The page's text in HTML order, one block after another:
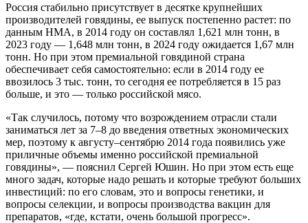
Россия стабильно присутствует в десятке крупнейших
производителей говядины, ее выпуск постепенно растет: по
данным НМА, в 2014 году он составлял 1,621 млн тонн, в
2023 году — 1,648 млн тонн, в 2024 году ожидается 1,67 млн
тонн. Но при этом премиальной говядиной страна
обеспечивает себя самостоятельно: если в 2014 году ее
ввозилось 3 тыс. тонн, то сегодня ее потребляется в 15 раз
больше, и это — только российской мясо.
«Так случилось, потому что возрождением отрасли стали
заниматься лет за 7–8 до введения ответных экономических
мер, поэтому к августу–сентябрю 2014 года появились уже
приличные объемы именно российской премиальной
говядины», — пояснил Сергей Юшин. Но при этом есть еще
много задач, которые надо решать и которые требуют больших
инвестиций: по его словам, это и вопросы генетики, и
вопросы селекции, и вопросы производства вакцин для
препаратов, «где, кстати, очень большой прогресс».